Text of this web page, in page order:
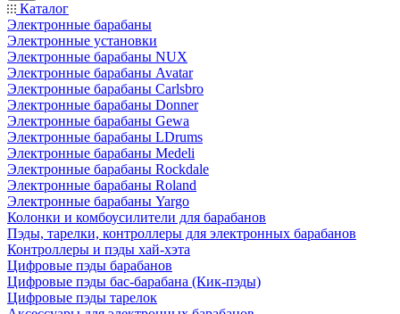
Каталог
Электронные барабаны
Электронные установки
Электронные барабаны NUX
Электронные барабаны Avatar
Электронные барабаны Carlsbro
Электронные барабаны Donner
Электронные барабаны Gewa
Электронные барабаны LDrums
Электронные барабаны Medeli
Электронные барабаны Rockdale
Электронные барабаны Roland
Электронные барабаны Yargo
Колонки и комбоусилители для барабанов
Пэды, тарелки, контроллеры для электронных барабанов
Контроллеры и пэды хай-хэта
Цифровые пэды барабанов
Цифровые пэды бас-барабана (Кик-пэды)
Цифровые пэды тарелок